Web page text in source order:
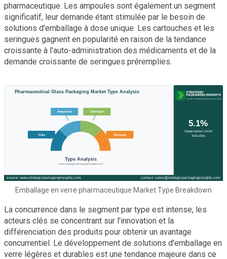
pharmaceutique. Les ampoules sont également un segment
significatif, leur demande étant stimulée par le besoin de
solutions d'emballage à dose unique. Les cartouches et les
seringues gagnent en popularité en raison de la tendance
croissante à l'auto-administration des médicaments et de la
demande croissante de seringues préremplies.
Emballage en verre pharmaceutique Market Type Breakdown
La concurrence dans le segment par type est intense, les
acteurs clés se concentrant sur l'innovation et la
différenciation des produits pour obtenir un avantage
concurrentiel. Le développement de solutions d'emballage en
verre légères et durables est une tendance majeure dans ce